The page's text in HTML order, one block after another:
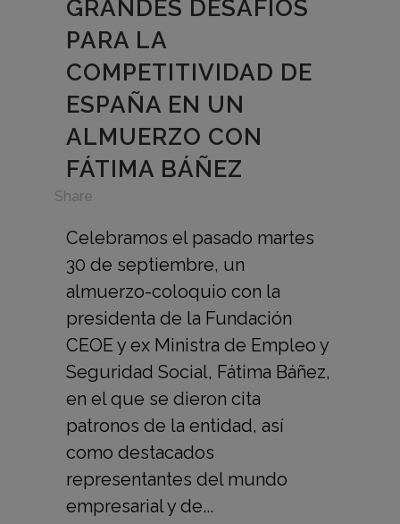
GRANDES DESAFÍOS
PARA LA
COMPETITIVIDAD DE
ESPAÑA EN UN
ALMUERZO CON
FÁTIMA BÁÑEZ
Share
Celebramos el pasado martes
30 de septiembre, un
almuerzo-coloquio con la
presidenta de la Fundación
CEOE y ex Ministra de Empleo y
Seguridad Social, Fátima Báñez,
en el que se dieron cita
patronos de la entidad, así
como destacados
representantes del mundo
empresarial y de...